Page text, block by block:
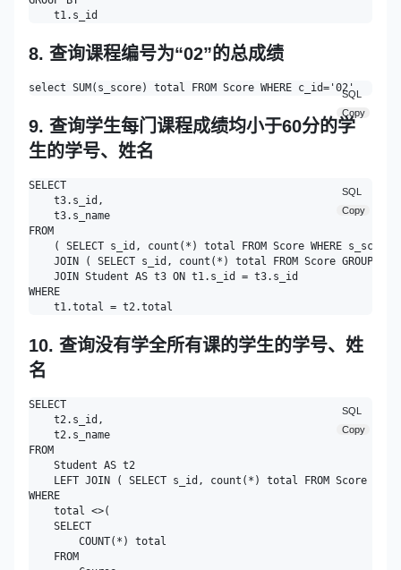
8. 查询课程编号为“02”的总成绩
SQL
Copy
9. 查询学生每门课程成绩均小于60分的学
生的学号、姓名
SELECT
    t3.s_id,
    t3.s_name
FROM
( SELECT s_id, count(*) total FROM Score WHERE s_score
JOIN ( SELECT s_id, count(*) total FROM Score GROUP BY
    JOIN Student AS t3 ON t1.s_id = t3.s_id
WHERE
SQL
Copy
10. 查询没有学全所有课的学生的学号、姓
名
SELECT
    t2.s_id,
    t2.s_name
FROM
    Student AS t2
LEFT JOIN ( SELECT s_id, count(*) total FROM Score
WHERE
    total <>(
    SELECT
        COUNT(*) total
    FROM
SQL
Copy